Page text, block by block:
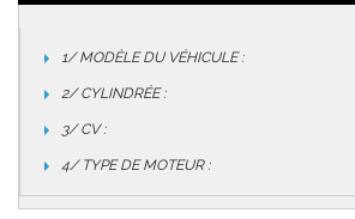
1/ MODÈLE DU VÉHICULE :
2/ CYLINDRÉE :
3/ CV :
4/ TYPE DE MOTEUR :